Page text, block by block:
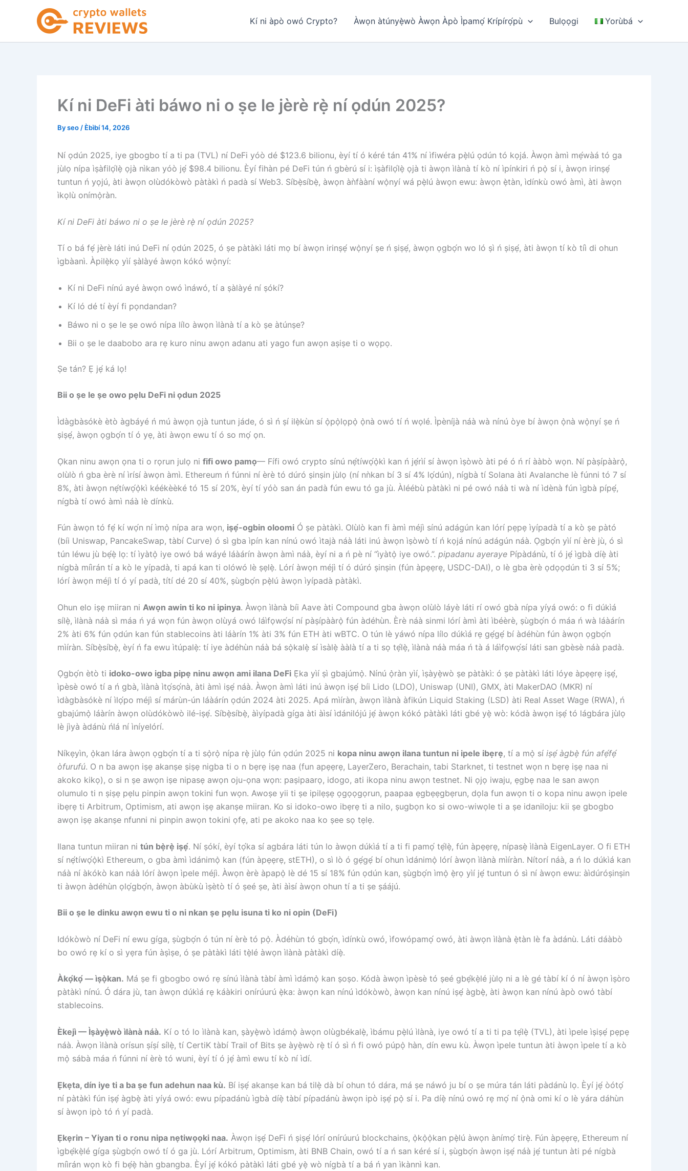
Kí ni àpò owó Crypto? Àwọn àtúnyẹ̀wò Àwọn Àpò Ìpamọ́ Krípírọ́pù Bulọọgi Yorùbá
Kí ni DeFi àti báwo ni o ṣe le jèrè rẹ̀ ní ọdún 2025?
Byseo / Èbìbí 14, 2026
Ní ọdún 2025, iye gbogbo tí a ti pa (TVL) ní DeFi yóò dé $123.6 bilionu, èyí tí ó kéré tán 41% ní ìfiwéra pẹ̀lú ọdún tó kọjá. Àwọn àmì mẹ́wàá tó ga
jùlọ nípa ìṣàfilọ́lẹ̀ ọjà nìkan yóò jẹ́ $98.4 bilionu. Èyí fihàn pé DeFi tún ń gbèrú sí i: ìṣàfilọ́lẹ̀ ọjà ti àwọn ìlànà tí kò ní ìpínkiri ń pọ̀ sí i, àwọn irinṣẹ́
tuntun ń yọjú, àti àwọn olùdókòwò pàtàkì ń padà sí Web3. Síbẹ̀síbẹ̀, àwọn àǹfààní wọ̀nyí wá pẹ̀lú àwọn ewu: àwọn ẹ̀tàn, ìdínkù owó àmì, àti àwọn
ìkọlù onímọ̀ràn.
Kí ni DeFi àti báwo ni o ṣe le jèrè rẹ̀ ní ọdún 2025?
Tí o bá fẹ́ jèrè láti inú DeFi ní ọdún 2025, ó ṣe pàtàkì láti mọ bí àwọn irinṣẹ́ wọ̀nyí ṣe ń ṣiṣẹ́, àwọn ọgbọ́n wo ló ṣì ń ṣiṣẹ́, àti àwọn tí kò tíì di ohun
ìgbàanì. Àpilẹ̀kọ yìí ṣàlàyé àwọn kókó wọ̀nyí:
Kí ni DeFi nínú ayé àwọn owó ìnáwó, tí a ṣàlàyé ní ṣókí?
Kí ló dé tí èyí fi pọndandan?
Báwo ni o ṣe le ṣe owó nípa lílo àwọn ìlànà tí a kò ṣe àtúnṣe?
Bii o ṣe le daabobo ara rẹ kuro ninu awọn adanu ati yago fun awọn aṣiṣe ti o wọpọ.
Ṣe tán? Ẹ jẹ́ ká lọ!
Bii o ṣe le ṣe owo pẹlu DeFi ni ọdun 2025
Ìdàgbàsókè ètò àgbáyé ń mú àwọn ọjà tuntun jáde, ó sì ń ṣí ilẹ̀kùn sí ọ̀pọ̀lọpọ̀ ọ̀nà owó tí ń wọlé. Ìpèníjà náà wà nínú òye bí àwọn ọ̀nà wọ̀nyí ṣe ń
ṣiṣẹ́, àwọn ọgbọ́n tí ó yẹ, àti àwọn ewu tí ó so mọ́ ọn.
Ọkan ninu awọn ọna ti o rọrun julọ ni fifi owo pamọ— Fífi owó crypto sínú nẹ́tíwọ́ọ̀kì kan ń jẹ́rìí sí àwọn ìṣòwò àti pé ó ń rí ààbò wọn. Ní pàṣípààrọ̀,
olùlò ń gba èrè ní ìrísí àwọn àmì. Ethereum ń fúnni ní èrè tó dúró ṣinṣin jùlọ (ní nǹkan bí 3 sí 4% lọ́dún), nígbà tí Solana àti Avalanche lè fúnni tó 7 sí
8%, àti àwọn nẹ́tíwọ́ọ̀kì kéékèèké tó 15 sí 20%, èyí tí yóò san án padà fún ewu tó ga jù. Àléébù pàtàkì ni pé owó náà ti wà ní ìdènà fún ìgbà pípẹ́,
nígbà tí owó àmì náà lè dínkù.
Fún àwọn tó fẹ́ kí wọ́n ní ìmọ̀ nípa ara wọn, iṣẹ́-ogbin oloomi Ó ṣe pàtàkì. Olùlò kan fi àmì méjì sínú adágún kan lórí pẹpẹ ìyípadà tí a kò ṣe pàtó
(bíi Uniswap, PancakeSwap, tàbí Curve) ó sì gba ìpín kan nínú owó ìtajà náà láti inú àwọn ìṣòwò tí ń kọjá nínú adágún náà. Ọgbọ́n yìí ní èrè jù, ó sì
tún léwu jù bẹ́ẹ̀ lọ: tí ìyàtọ̀ iye owó bá wáyé láàárín àwọn àmì náà, èyí ni a ń pè ní “ìyàtọ̀ iye owó.”. pipadanu ayeraye Pípàdánù, tí ó jẹ́ ìgbà díẹ̀ àti
nígbà míìrán tí a kò le yípadà, ti apá kan ti olówó lè ṣẹlẹ̀. Lórí àwọn méjì tí ó dúró ṣinṣin (fún àpẹẹrẹ, USDC-DAI), o lè gba èrè ọdọọdún ti 3 sí 5%;
lórí àwọn méjì tí ó yí padà, títí dé 20 sí 40%, ṣùgbọ́n pẹ̀lú àwọn ìyípadà pàtàkì.
Ohun elo iṣẹ miiran ni Awọn awin ti ko ni ipinya. Àwọn ìlànà bíi Aave àti Compound gba àwọn olùlò láyè láti rí owó gbà nípa yíyá owó: o fi dúkìá
sílẹ̀, ìlànà náà sì máa ń yá wọn fún àwọn olùyá owó láìfọwọ́sí ní pàṣípààrọ̀ fún àdéhùn. Èrè náà sinmi lórí àmì àti ìbéèrè, ṣùgbọ́n ó máa ń wà láàárín
2% àti 6% fún ọdún kan fún stablecoins àti láàrín 1% àti 3% fún ETH àti wBTC. O tún lè yáwó nípa lílo dúkìá rẹ gẹ́gẹ́ bí àdéhùn fún àwọn ọgbọ́n
mìíràn. Síbẹ̀síbẹ̀, èyí ń fa ewu ìtúpalẹ̀: tí iye àdéhùn náà bá sọ̀kalẹ̀ sí ìsàlẹ̀ ààlà tí a ti sọ tẹ́lẹ̀, ìlànà náà máa ń tà á láìfọwọ́sí láti san gbèsè náà padà.
Ọgbọ́n ètò ti idoko-owo igba pipẹ ninu awọn ami ilana DeFi Ẹ̀ka yìí ṣì gbajúmọ̀. Nínú ọ̀ràn yìí, ìṣàyẹ̀wò ṣe pàtàkì: ó ṣe pàtàkì láti lóye àpẹẹrẹ iṣẹ́,
ìpèsè owó tí a ń gbà, ìlànà ìtọ́sọ́nà, àti àmì iṣẹ́ náà. Àwọn àmì láti inú àwọn iṣẹ́ bíi Lido (LDO), Uniswap (UNI), GMX, àti MakerDAO (MKR) ní
ìdàgbàsókè ní ìlọ́po méjì sí márùn-ún láàárín ọdún 2024 àti 2025. Apá mìíràn, àwọn ìlànà àfikún Liquid Staking (LSD) àti Real Asset Wage (RWA), ń
gbajúmọ̀ láàrín àwọn olùdókòwò ilé-iṣẹ́. Síbẹ̀síbẹ̀, àìyípadà gíga àti àìsí ìdánilójú jẹ́ àwọn kókó pàtàkì láti gbé yẹ̀ wò: kódà àwọn iṣẹ́ tó lágbára jùlọ
lè jìyà àdánù ńlá ní ìníyelórí.
Níkẹyìn, ọ̀kan lára ​​àwọn ọgbọ́n tí a ti sọ̀rọ̀ nípa rẹ̀ jùlọ fún ọdún 2025 ni kopa ninu awọn ilana tuntun ni ipele ibẹrẹ, tí a mọ̀ sí iṣẹ́ àgbẹ̀ fún afẹ́fẹ́
òfurufú. O n ba awọn iṣẹ akanṣe ṣiṣẹ nigba ti o n bẹrẹ iṣẹ naa (fun apẹẹrẹ, LayerZero, Berachain, tabi Starknet, ti testnet wọn n bẹrẹ iṣẹ naa ni
akoko kikọ), o si n ṣe awọn iṣe nipasẹ awọn oju-ọna wọn: paṣipaarọ, idogo, ati ikopa ninu awọn testnet. Ni ọjọ iwaju, ẹgbẹ naa le san awọn
olumulo ti n ṣiṣẹ pẹlu pinpin awọn tokini fun wọn. Awoṣe yii ti ṣe ipilẹṣẹ ọgọọgọrun, paapaa ẹgbẹẹgbẹrun, dọla fun awọn ti o kopa ninu awọn ipele
ibẹrẹ ti Arbitrum, Optimism, ati awọn iṣẹ akanṣe miiran. Ko si idoko-owo ibẹrẹ ti a nilo, ṣugbọn ko si owo-wiwọle ti a ṣe idaniloju: kii ṣe gbogbo
awọn iṣẹ akanṣe nfunni ni pinpin awọn tokini ọfẹ, ati pe akoko naa ko ṣee sọ tẹlẹ.
Ilana tuntun miiran ni tún bẹ̀rẹ̀ iṣẹ́. Ní ṣókí, èyí tọ́ka sí agbára láti tún lo àwọn dúkìá tí a ti fi pamọ́ tẹ́lẹ̀, fún àpẹẹrẹ, nípasẹ̀ ìlànà EigenLayer. O fi ETH
sí nẹ́tíwọ́ọ̀kì Ethereum, o gba àmì ìdánimọ̀ kan (fún àpẹẹrẹ, stETH), o sì lò ó gẹ́gẹ́ bí ohun ìdánimọ̀ lórí àwọn ìlànà mìíràn. Nítorí náà, a ń lo dúkìá kan
náà ní àkókò kan náà lórí àwọn ìpele méjì. Àwọn èrè àpapọ̀ lè dé 15 sí 18% fún ọdún kan, ṣùgbọ́n ìmọ̀ ẹ̀rọ yìí jẹ́ tuntun ó sì ní àwọn ewu: àìdúróṣinṣin
ti àwọn àdéhùn ọlọ́gbọ́n, àwọn àbùkù ìṣètò tí ó ṣeé ṣe, àti àìsí àwọn ohun tí a ti ṣe ṣáájú.
Bii o ṣe le dinku awọn ewu ti o ni nkan ṣe pẹlu isuna ti ko ni opin (DeFi)
Idókòwò ní DeFi ní ewu gíga, ṣùgbọ́n ó tún ní èrè tó pọ̀. Àdéhùn tó gbọ́n, ìdínkù owó, ìfowópamọ́ owó, àti àwọn ìlànà ẹ̀tàn lè fa àdánù. Láti dáàbò
bo owó rẹ kí o sì yẹra fún àṣìṣe, ó ṣe pàtàkì láti tẹ̀lé àwọn ìlànà pàtàkì díẹ̀.
Àkọ́kọ́ — ìṣọ̀kan. Má ṣe fi gbogbo owó rẹ sínú ìlànà tàbí àmì ìdámọ̀ kan ṣoṣo. Kódà àwọn ìpèsè tó ṣeé gbẹ́kẹ̀lé jùlọ ni a lè gé tàbí kí ó ní àwọn ìṣòro
pàtàkì nínú. Ó dára jù, tan àwọn dúkìá rẹ káàkiri onírúurú ẹ̀ka: àwọn kan nínú ìdókòwò, àwọn kan nínú iṣẹ́ àgbẹ̀, àti àwọn kan nínú àpò owó tàbí
stablecoins.
Èkejì — Ìṣàyẹ̀wò ìlànà náà. Kí o tó lo ìlànà kan, ṣàyẹ̀wò ìdámọ̀ àwọn olùgbékalẹ̀, ìbámu pẹ̀lú ìlànà, iye owó tí a ti ti pa tẹ́lẹ̀ (TVL), àti ìpele ìṣiṣẹ́ pẹpẹ
náà. Àwọn ìlànà orísun ṣíṣí sílẹ̀, tí CertiK tàbí Trail of Bits ṣe àyẹ̀wò rẹ̀ tí ó sì ń fi owó púpọ̀ hàn, dín ewu kù. Àwọn ìpele tuntun àti àwọn ìpele tí a kò
mọ̀ sábà máa ń fúnni ní èrè tó wuni, èyí tí ó jẹ́ àmì ewu tí kò ní ìdí.
Ẹkẹta, dín iye ti a ba ṣe fun adehun naa kù. Bí iṣẹ́ akanṣe kan bá tilẹ̀ dà bí ohun tó dára, má ṣe náwó ju bí o ṣe múra tán láti pàdánù lọ. Èyí jẹ́ òótọ́
ní pàtàkì fún iṣẹ́ àgbẹ̀ àti yíyá owó: ewu pípadánù ìgbà díẹ̀ tàbí pípadánù àwọn ipò iṣẹ́ pọ̀ sí i. Pa díẹ̀ nínú owó rẹ mọ́ ní ọ̀nà omi kí o lè yára dáhùn
sí àwọn ipò tó ń yí padà.
Ẹkẹrin – Yiyan ti o ronu nipa nẹtiwọọki naa. Àwọn iṣẹ́ DeFi ń ṣiṣẹ́ lórí onírúurú blockchains, ọ̀kọ̀ọ̀kan pẹ̀lú àwọn ànímọ́ tirẹ̀. Fún àpẹẹrẹ, Ethereum ní
ìgbẹ́kẹ̀lé gíga ṣùgbọ́n owó tí ó ga jù. Lórí Arbitrum, Optimism, àti BNB Chain, owó tí a ń san kéré sí i, ṣùgbọ́n àwọn iṣẹ́ náà jẹ́ tuntun àti pé nígbà
míìrán wọn kò fi bẹ́ẹ̀ hàn gbangba. Èyí jẹ́ kókó pàtàkì láti gbé yẹ̀ wò nígbà tí a bá ń yan ìkànnì kan.